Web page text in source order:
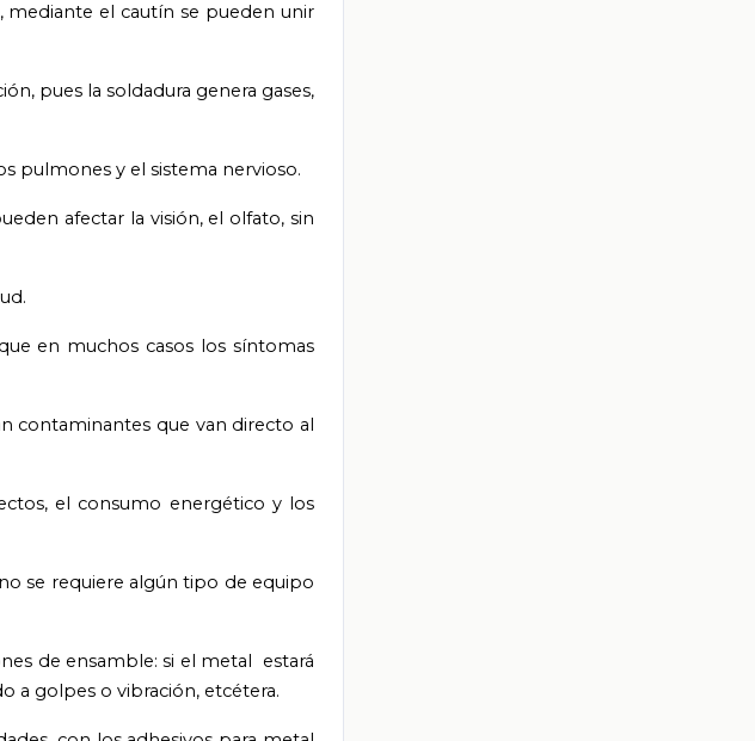
el cautín se pueden unir
pues la soldadura genera gases,
pulmones y el sistema nervioso.
afectar la visión, el olfato, sin
en muchos casos los síntomas
contaminantes que van directo al
el consumo energético y los
se requiere algún tipo de equipo
de ensamble: si el metal estará
a golpes o vibración, etcétera.